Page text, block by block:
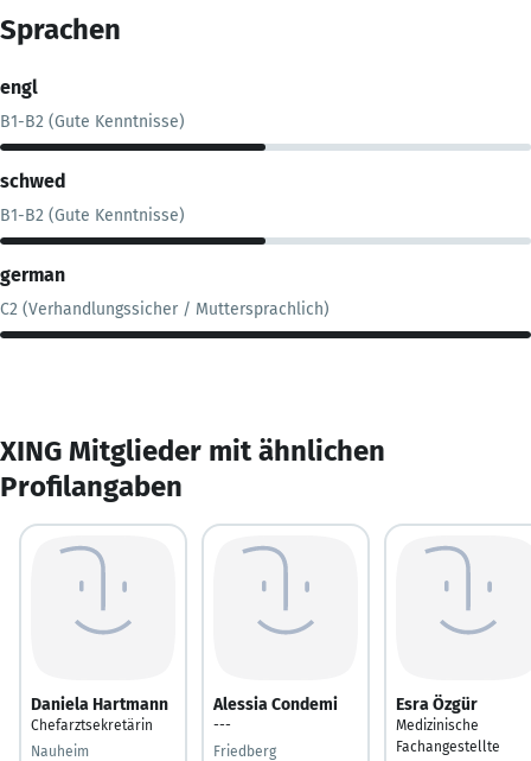
Sprachen
engl
B1-B2 (Gute Kenntnisse)
schwed
B1-B2 (Gute Kenntnisse)
german
C2 (Verhandlungssicher / Muttersprachlich)
XING Mitglieder mit ähnlichen
Profilangaben
Daniela Hartmann
Chefarztsekretärin
Nauheim
Alessia Condemi
---
Friedberg
Esra Özgür
Medizinische
Fachangestellte